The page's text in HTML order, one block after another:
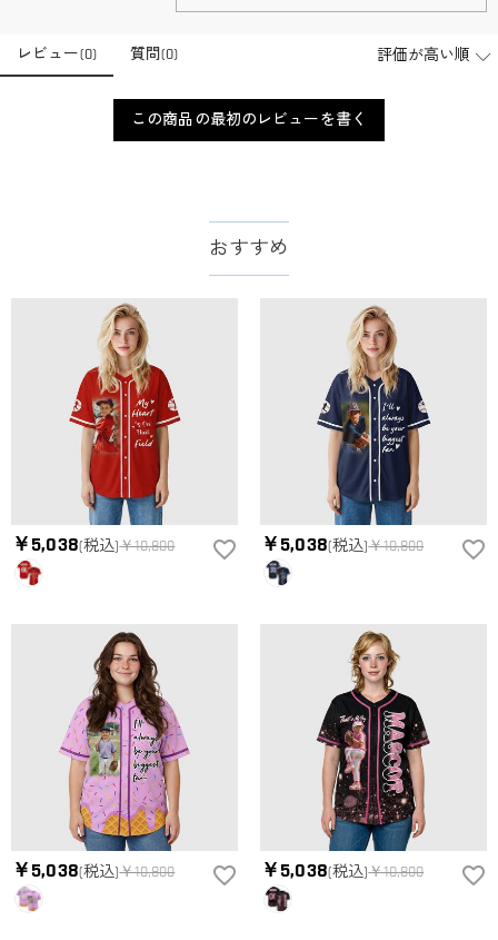
レビュー(0) 質問(0)
この商品の最初のレビューを書く
おすすめ
￥5,038(税込)￥10,800 ￥5,038(税込)￥10,800
￥5,038(税込)￥10,800 ￥5,038(税込)￥10,800